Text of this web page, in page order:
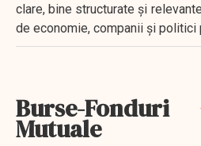
clare, bine structurate și
de economie, companii și politici
Burse-Fonduri
Mutuale